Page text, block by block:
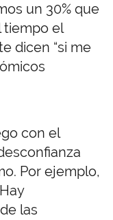
un 30% que
tiempo el
dicen “si me
con el
Por ejemplo,
las